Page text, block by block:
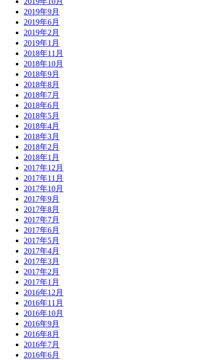
2019年9月
2019年6月
2019年2月
2019年1月
2018年11月
2018年10月
2018年9月
2018年8月
2018年7月
2018年6月
2018年5月
2018年4月
2018年3月
2018年2月
2018年1月
2017年12月
2017年11月
2017年10月
2017年9月
2017年8月
2017年7月
2017年6月
2017年5月
2017年4月
2017年3月
2017年2月
2017年1月
2016年12月
2016年11月
2016年10月
2016年9月
2016年8月
2016年7月
2016年6月